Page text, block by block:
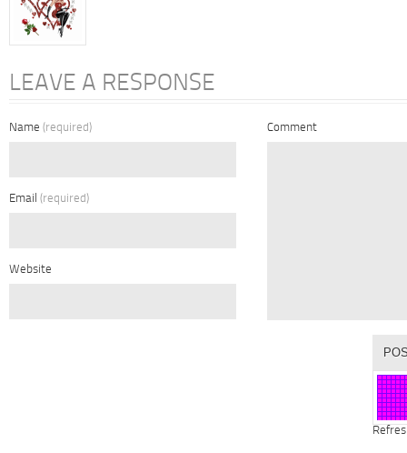
LEAVE A RESPONSE
Name (required)
Email (required)
Website
Comment